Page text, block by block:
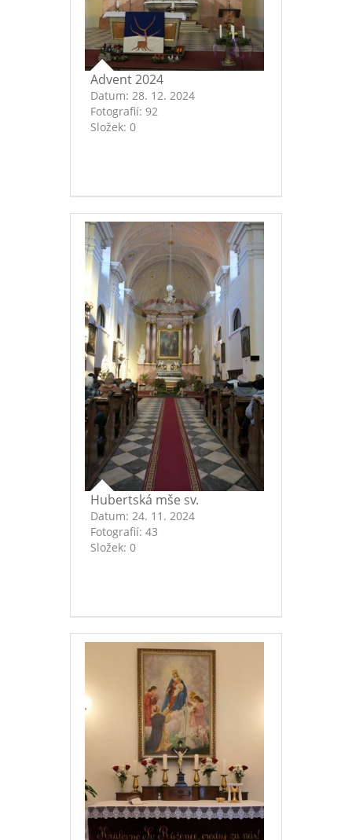
Advent 2024
Datum: 28. 12. 2024
Fotografií: 92
Složek: 0
Hubertská mše sv.
Datum: 24. 11. 2024
Fotografií: 43
Složek: 0